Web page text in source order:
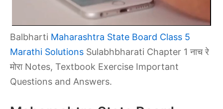
Balbharti Maharashtra State Board Class 5
Marathi Solutions Sulabhbharati Chapter 1 नाच रे
मोरा Notes, Textbook Exercise Important
Questions and Answers.